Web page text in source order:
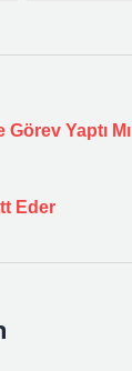
Yaptı Mı
Eder